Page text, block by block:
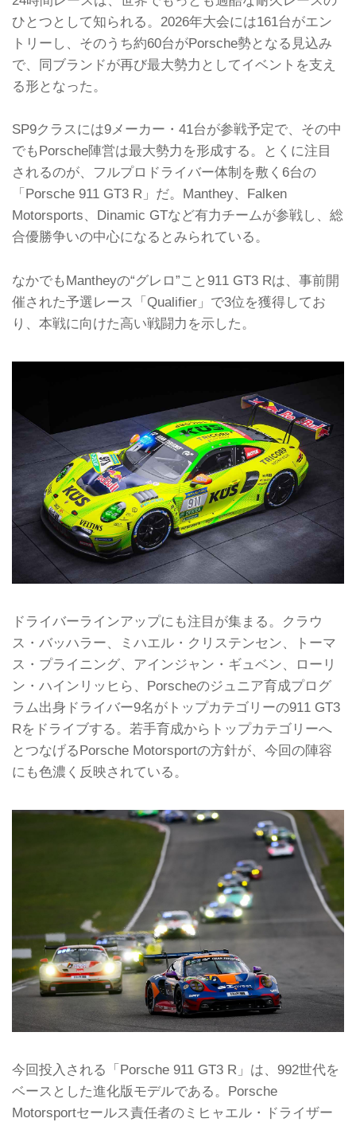
ひとつとして知られる。2026年大会には161台がエン
トリーし、そのうち約60台がPorsche勢となる見込み
で、同ブランドが再び最大勢力としてイベントを支え
る形となった。
SP9クラスには9メーカー・41台が参戦予定で、その中
でもPorsche陣営は最大勢力を形成する。とくに注目
されるのが、フルプロドライバー体制を敷く6台の
「Porsche 911 GT3 R」だ。Manthey、Falken
Motorsports、Dinamic GTなど有力チームが参戦し、総
合優勝争いの中心になるとみられている。
なかでもMantheyの“グレロ”こと911 GT3 Rは、事前開
催された予選レース「Qualifier」で3位を獲得してお
り、本戦に向けた高い戦闘力を示した。
ドライバーラインアップにも注目が集まる。クラウ
ス・バッハラー、ミハエル・クリステンセン、トーマ
ス・プライニング、アインジャン・ギュベン、ローリ
ン・ハインリッヒら、Porscheのジュニア育成プログ
ラム出身ドライバー9名がトップカテゴリーの911 GT3
Rをドライブする。若手育成からトップカテゴリーへ
とつなげるPorsche Motorsportの方針が、今回の陣容
にも色濃く反映されている。
今回投入される「Porsche 911 GT3 R」は、992世代を
ベースとした進化版モデルである。Porsche
Motorsportセールス責任者のミヒャエル・ドライザー